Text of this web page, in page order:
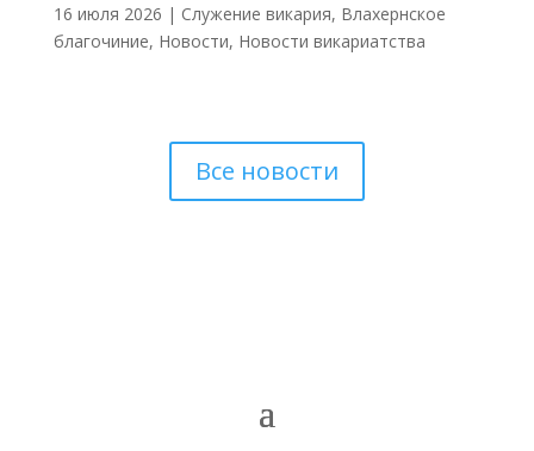
16 июля 2026 | Cлужение викария, Влахернское
благочиние, Новости, Новости викариатства
Все новости